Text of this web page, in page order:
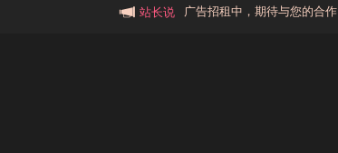
站长说 广告招租中，期待与您的合作